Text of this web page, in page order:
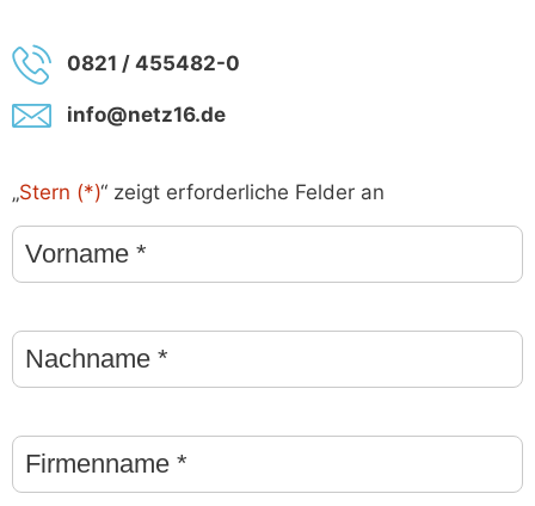
0821 / 455482-0
info@netz16.de
„Stern (*)“ zeigt erforderliche Felder an
Vorname
(*)
Nachname
(*)
Firmenname
(*)